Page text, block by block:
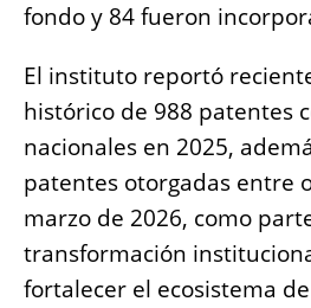
fondo y 84 fueron
El instituto reportó
histórico de 988 patentes
nacionales en 2025,
patentes otorgadas entre
marzo de 2026, como
transformación
fortalecer el ecosistema